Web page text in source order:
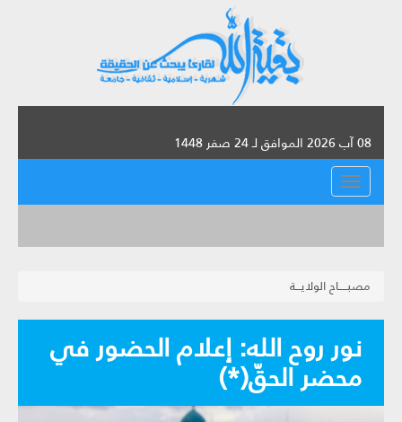
08 آب 2026 الموافق لـ 24 صفر 1448
القائمة
مصبـــــاح الولايـــة
نور روح الله: إعلام الحضور في
محضر الحقّ(*)